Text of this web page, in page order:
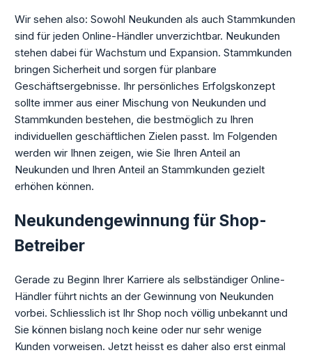
Wir sehen also: Sowohl Neukunden als auch Stammkunden
sind für jeden Online-Händler unverzichtbar. Neukunden
stehen dabei für Wachstum und Expansion. Stammkunden
bringen Sicherheit und sorgen für planbare
Geschäftsergebnisse. Ihr persönliches Erfolgskonzept
sollte immer aus einer Mischung von Neukunden und
Stammkunden bestehen, die bestmöglich zu Ihren
individuellen geschäftlichen Zielen passt. Im Folgenden
werden wir Ihnen zeigen, wie Sie Ihren Anteil an
Neukunden und Ihren Anteil an Stammkunden gezielt
erhöhen können.
Neukundengewinnung für Shop-
Betreiber
Gerade zu Beginn Ihrer Karriere als selbständiger Online-
Händler führt nichts an der Gewinnung von Neukunden
vorbei. Schliesslich ist Ihr Shop noch völlig unbekannt und
Sie können bislang noch keine oder nur sehr wenige
Kunden vorweisen. Jetzt heisst es daher also erst einmal